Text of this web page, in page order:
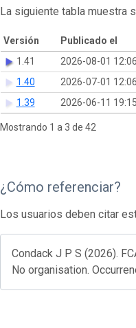
La siguiente tabla muestra
Versión Publicado el
1.41
2026-08-01
1.40
2026-07-01
1.39
2026-06-11
Mostrando 1 a 3 de 42
¿Cómo referenciar?
Los usuarios deben citar
Condack J P S (2026).
No organisation.